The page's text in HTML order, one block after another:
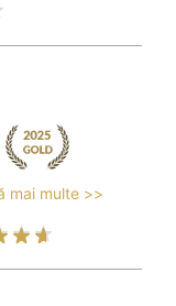
mai multe >>